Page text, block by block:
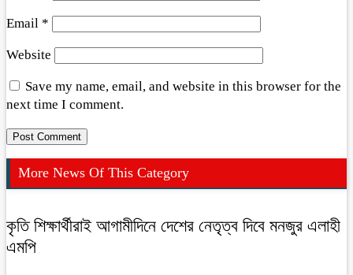
Email *
Website
Save my name, email, and website in this browser for the
next time I comment.
More News Of This Category
কৃতি শিক্ষার্থীরাই আগামীদিনে দেশের নেতৃত্ব দিবে মনজুর এলাহী
এমপি